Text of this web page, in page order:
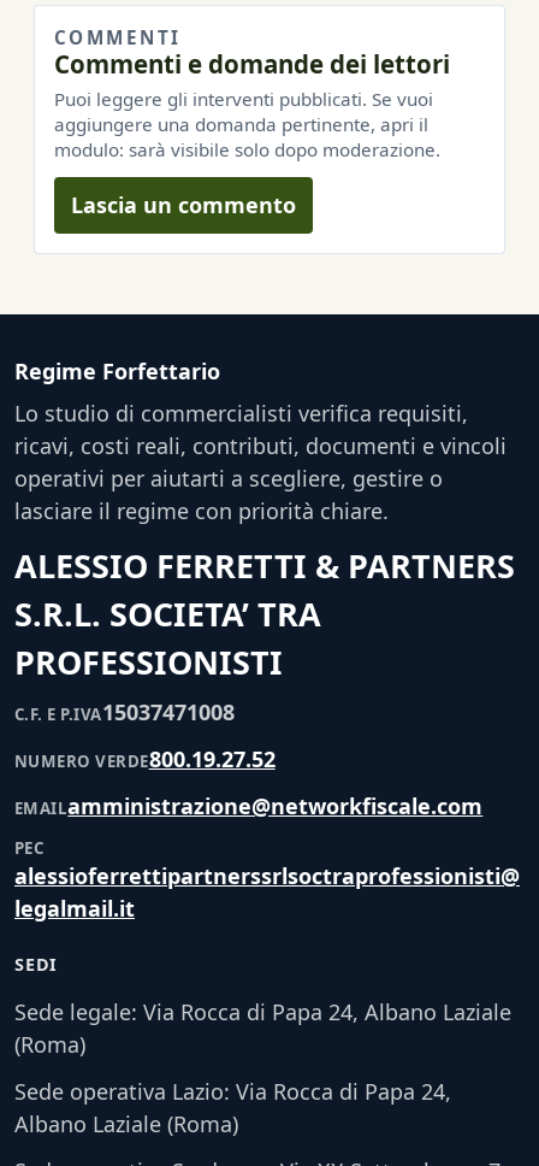
COMMENTI
Commenti e domande dei lettori
Puoi leggere gli interventi pubblicati. Se vuoi
aggiungere una domanda pertinente, apri il
modulo: sarà visibile solo dopo moderazione.
Lascia un commento
Regime Forfettario
Lo studio di commercialisti verifica requisiti,
ricavi, costi reali, contributi, documenti e vincoli
operativi per aiutarti a scegliere, gestire o
lasciare il regime con priorità chiare.
ALESSIO FERRETTI & PARTNERS
S.R.L. SOCIETA’ TRA
PROFESSIONISTI
C.F. E P.IVA15037471008
NUMERO VERDE800.19.27.52
EMAILamministrazione@networkfiscale.com
PEC
alessioferrettipartnerssrlsoctraprofessionisti@
legalmail.it
SEDI
Sede legale: Via Rocca di Papa 24, Albano Laziale
(Roma)
Sede operativa Lazio: Via Rocca di Papa 24,
Albano Laziale (Roma)